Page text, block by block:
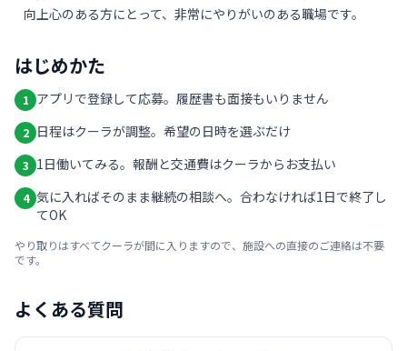
向上心のある方にとって、非常にやりがいのある職場です。
はじめかた
1 アプリで登録して応募。履歴書も面接もいりません
2 日程はクーラが調整。希望の日時を選ぶだけ
3 1日働いてみる。報酬と交通費はクーラからお支払い
4 気に入ればそのまま継続の相談へ。合わなければ1日で終了し
てOK
やり取りはすべてクーラが間に入りますので、施設への直接のご連絡は不要
です。
よくある質問